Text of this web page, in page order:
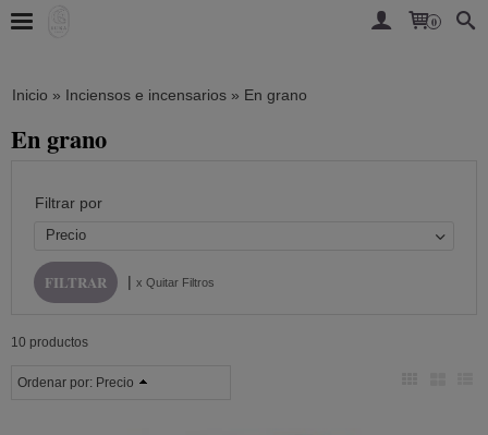
0
Inicio » Inciensos e incensarios » En grano
En grano
Filtrar por
Precio
| x Quitar Filtros
10 productos
Ordenar por: Precio